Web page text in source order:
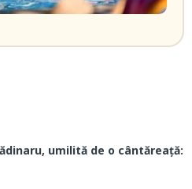
umilită de o cântăreață: